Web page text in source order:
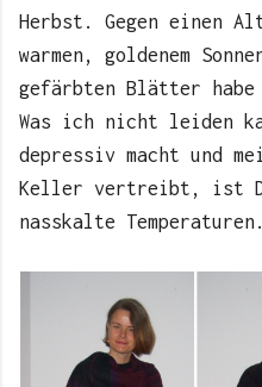
Herbst. Gegen einen
warmen, goldenem
gefärbten Blätter habe
Was ich nicht leiden
depressiv macht und
Keller vertreibt, ist
nasskalte Temperaturen.